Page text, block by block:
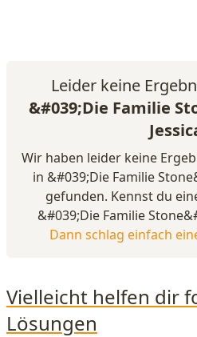
Leider keine
&#039;Die Familie
Wir haben leider keine
in &#039;Die Familie
gefunden. Kennst du
&#039;Die Familie
Dann schlag einfach
Vielleicht helfen dir
Lösungen